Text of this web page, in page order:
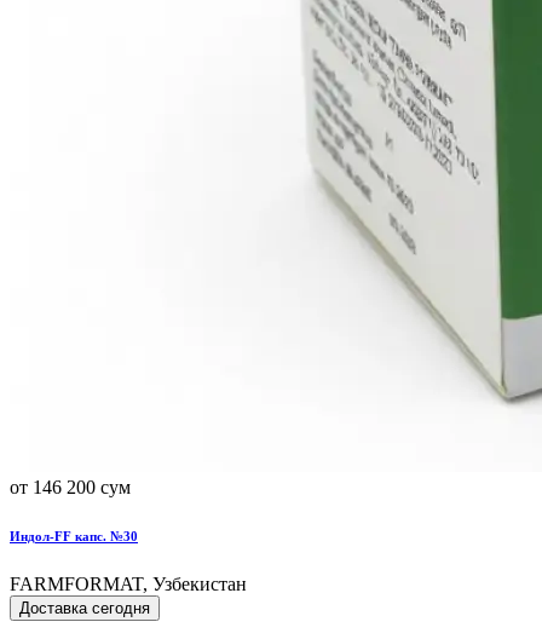
от 146 200 сум
Индол-FF капс. №30
FARMFORMAT, Узбекистан
Доставка сегодня